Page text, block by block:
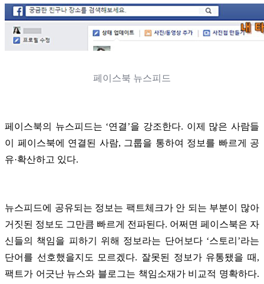
페이스북 뉴스피드
페이스북의 뉴스피드는 ‘연결’을 강조한다. 이제 많은 사람들
이 페이스북에 연결된 사람, 그룹을 통하여 정보를 빠르게 공
유·확산하고 있다.
뉴스피드에 공유되는 정보는 팩트체크가 안 되는 부분이 많아
거짓된 정보도 그만큼 빠르게 전파된다. 어쩌면 페이스북은 자
신들의 책임을 피하기 위해 정보라는 단어보다 ‘스토리’라는
단어를 선호했을지도 모르겠다. 잘못된 정보가 유통됐을 때,
팩트가 어긋난 뉴스와 블로그는 책임소재가 비교적 명확하다.